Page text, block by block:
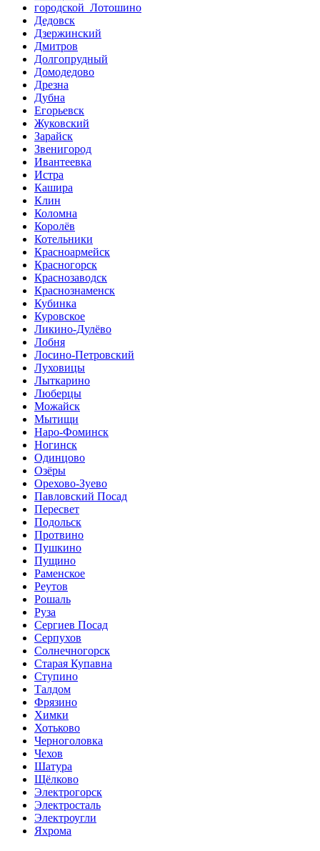
городской Лотошино
Дедовск
Дзержинский
Дмитров
Долгопрудный
Домодедово
Дрезна
Дубна
Егорьевск
Жуковский
Зарайск
Звенигород
Ивантеевка
Истра
Кашира
Клин
Коломна
Королёв
Котельники
Красноармейск
Красногорск
Краснозаводск
Краснознаменск
Кубинка
Куровское
Ликино-Дулёво
Лобня
Лосино-Петровский
Луховицы
Лыткарино
Люберцы
Можайск
Мытищи
Наро-Фоминск
Ногинск
Одинцово
Озёры
Орехово-Зуево
Павловский Посад
Пересвет
Подольск
Протвино
Пушкино
Пущино
Раменское
Реутов
Рошаль
Руза
Сергиев Посад
Серпухов
Солнечногорск
Старая Купавна
Ступино
Талдом
Фрязино
Химки
Хотьково
Черноголовка
Чехов
Шатура
Щёлково
Электрогорск
Электросталь
Электроугли
Яхрома